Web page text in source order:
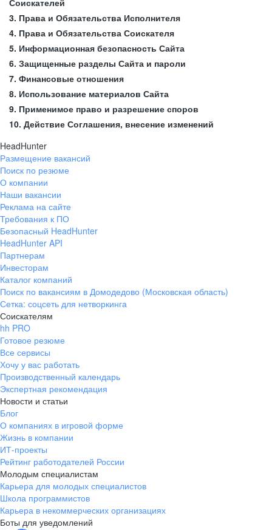
Соискателей
3. Права и Обязательства Исполнителя
4. Права и Обязательства Соискателя
5. Информационная безопасность Сайта
6. Защищенные разделы Сайта и пароли
7. Финансовые отношения
8. Использование материалов Сайта
9. Применимое право и разрешение споров
10. Действие Соглашения, внесение изменений
HeadHunter
Размещение вакансий
Поиск по резюме
О компании
Наши вакансии
Реклама на сайте
Требования к ПО
Безопасный HeadHunter
HeadHunter API
Партнерам
Инвесторам
Каталог компаний
Поиск по вакансиям в Домодедово (Московская область)
Сетка: соцсеть для нетворкинга
Соискателям
hh PRO
Готовое резюме
Все сервисы
Хочу у вас работать
Производственный календарь
Экспертная рекомендация
Новости и статьи
Блог
О компаниях в игровой форме
Жизнь в компании
ИТ-проекты
Рейтинг работодателей России
Молодым специалистам
Карьера для молодых специалистов
Школа программистов
Карьера в некоммерческих организациях
Боты для уведомлений